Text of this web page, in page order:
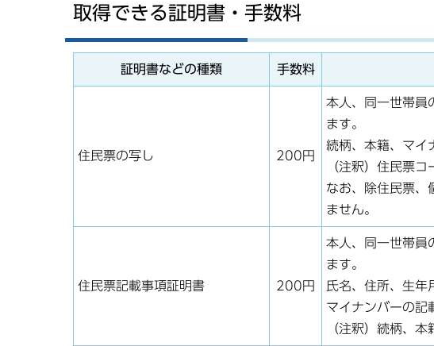
取得できる証明書・手数料
証明書などの種類 手数料
住民票の写し 200円
本人、同一世帯員
ます。
続柄、本籍、マイ
（注釈）住民票コ
なお、除住民票、
ません。
住民票記載事項証明書 200円
本人、同一世帯員
ます。
氏名、住所、生年
マイナンバーの記
（注釈）続柄、